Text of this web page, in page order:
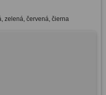
zelená, červená, čierna